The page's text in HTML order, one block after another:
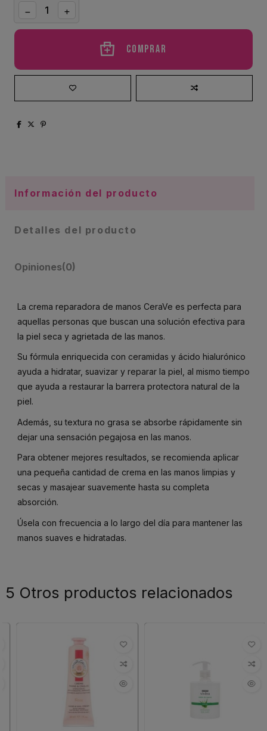
Comprar
Información del producto
Detalles del producto
Opiniones(0)
La crema reparadora de manos CeraVe es perfecta para
aquellas personas que buscan una solución efectiva para
la piel seca y agrietada de las manos.
Su fórmula enriquecida con ceramidas y ácido hialurónico
ayuda a hidratar, suavizar y reparar la piel, al mismo tiempo
que ayuda a restaurar la barrera protectora natural de la
piel.
Además, su textura no grasa se absorbe rápidamente sin
dejar una sensación pegajosa en las manos.
Para obtener mejores resultados, se recomienda aplicar
una pequeña cantidad de crema en las manos limpias y
secas y masajear suavemente hasta su completa
absorción.
Úsela con frecuencia a lo largo del día para mantener las
manos suaves e hidratadas.
5 Otros productos relacionados